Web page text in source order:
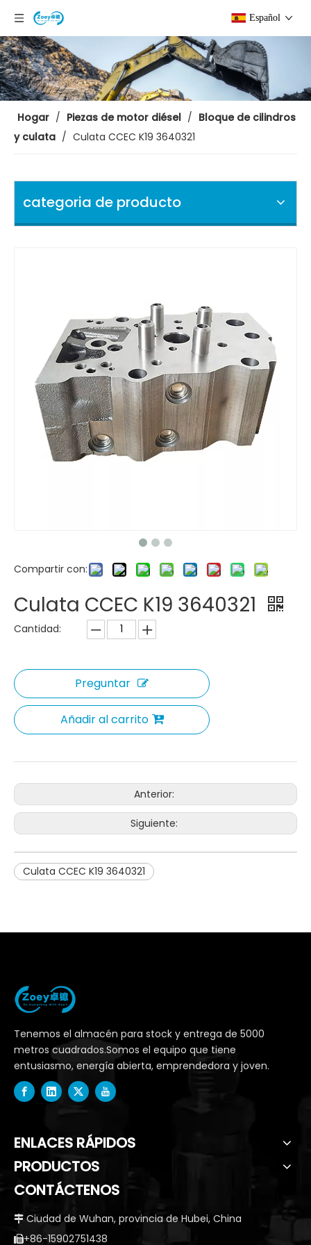
Español
Hogar / Piezas de motor diésel / Bloque de cilindros
y culata / Culata CCEC K19 3640321
categoria de producto
Compartir con:
Culata CCEC K19 3640321
Cantidad:
Preguntar
Añadir al carrito
Anterior:
Siguiente:
Culata CCEC K19 3640321
Tenemos el almacén para stock y entrega de 5000
metros cuadrados.Somos el equipo que tiene
entusiasmo, energía abierta, emprendedora y joven.
ENLACES RÁPIDOS
PRODUCTOS
CONTÁCTENOS
 Ciudad de Wuhan, provincia de Hubei, China
+86-15902751438